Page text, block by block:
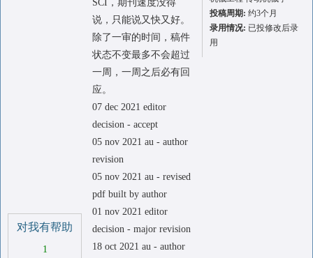
对我有帮助
1
SCI，期刊速度没得
说，只能说又快又好。
除了一审的时间，稿件
状态不变最多不会超过
一周，一周之后必有回
应。
07 dec 2021 editor
decision - accept
05 nov 2021 au - author
revision
05 nov 2021 au - revised
pdf built by author
01 nov 2021 editor
decision - major revision
18 oct 2021 au - author
投稿周期: 约3个月
录用情况: 已投修改后录
用